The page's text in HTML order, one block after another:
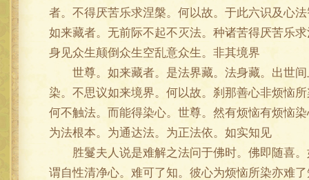
者。不得厌苦乐求涅槃。何以故。于此六识及心
如来藏者。无前际不起不灭法。种诸苦得厌苦乐
身见众生颠倒众生空乱意众生。非其境界
世尊。如来藏者。是法界藏。法身藏。出世间
染。不思议如来境界。何以故。刹那善心非烦恼
何不触法。而能得染心。世尊。然有烦恼有烦恼
为法根本。为通达法。为正法依。如实知见
胜鬘夫人说是难解之法问于佛时。佛即随喜。
谓自性清净心。难可了知。彼心为烦恼所染亦难